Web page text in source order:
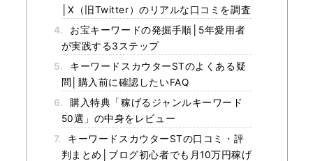
│X（旧Twitter）のリアルな口コミを調査
4.
お宝キーワードの発掘手順│5年愛用者
が実践する3ステップ
5.
キーワードスカウターSTのよくある疑
問│購入前に確認したいFAQ
6.
購入特典「稼げるジャンルキーワード
50選」の中身をレビュー
7.
キーワードスカウターSTの口コミ・評
判まとめ│ブログ初心者でも月10万円稼げ